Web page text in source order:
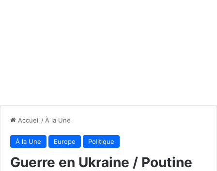
Accueil / À la Une
À la Une Europe Politique
Guerre en Ukraine / Poutine